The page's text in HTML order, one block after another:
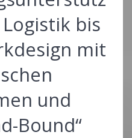
bis
mit
und
Bound“